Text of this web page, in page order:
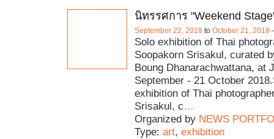
นิทรรศการ "Weekend
September 22, 2018 to October 21, 2018
Solo exhibition of Thai
Soopakorn Srisakul, curated
Boung Dhanarachwattana, at
September - 21 October
exhibition of Thai
Srisakul, c…
Organized by NEWS
Type: art, exhibition